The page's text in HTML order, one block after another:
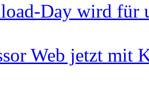
Day wird für
Web jetzt mit